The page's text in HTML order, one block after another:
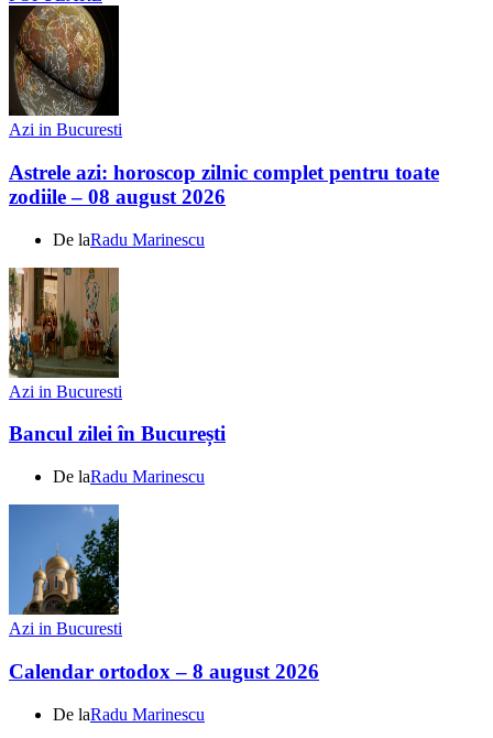
Azi in Bucuresti
Astrele azi: horoscop zilnic complet pentru toate
zodiile – 08 august 2026
De laRadu Marinescu
Azi in Bucuresti
Bancul zilei în București
De laRadu Marinescu
Azi in Bucuresti
Calendar ortodox – 8 august 2026
De laRadu Marinescu